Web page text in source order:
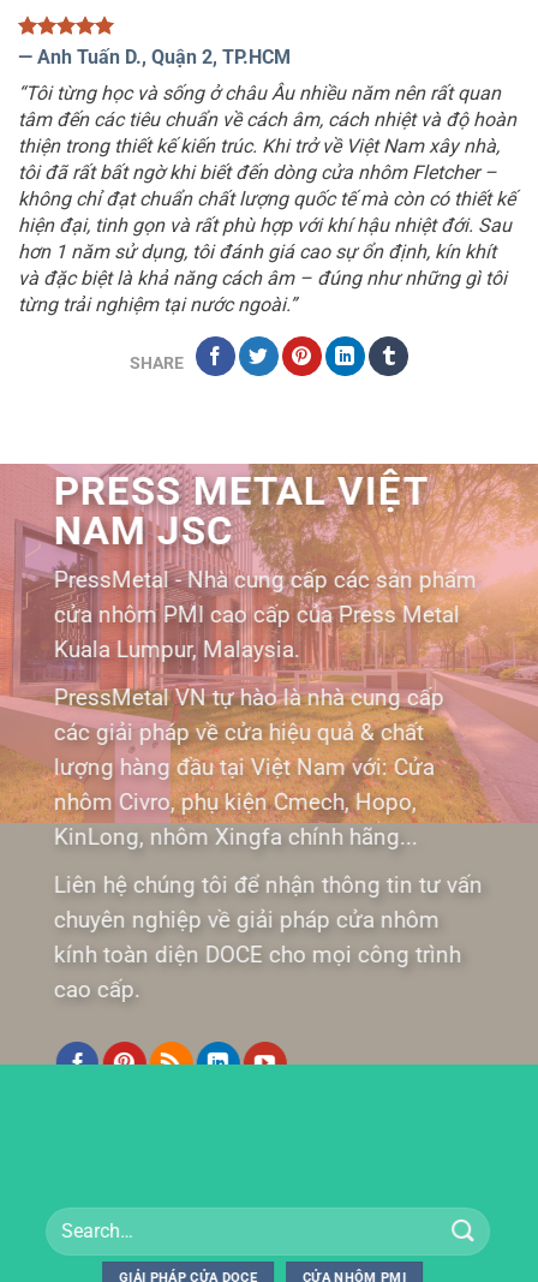
— Anh Tuấn D., Quận 2, TP.HCM
“Tôi từng học và sống ở châu Âu nhiều năm nên rất quan
tâm đến các tiêu chuẩn về cách âm, cách nhiệt và độ hoàn
thiện trong thiết kế kiến trúc. Khi trở về Việt Nam xây nhà,
tôi đã rất bất ngờ khi biết đến dòng cửa nhôm Fletcher –
không chỉ đạt chuẩn chất lượng quốc tế mà còn có thiết kế
hiện đại, tinh gọn và rất phù hợp với khí hậu nhiệt đới. Sau
hơn 1 năm sử dụng, tôi đánh giá cao sự ổn định, kín khít
và đặc biệt là khả năng cách âm – đúng như những gì tôi
từng trải nghiệm tại nước ngoài.”
SHARE
PRESS METAL VIỆT
NAM JSC
PressMetal - Nhà cung cấp các sản phẩm
cửa nhôm PMI cao cấp của Press Metal
Kuala Lumpur, Malaysia.
PressMetal VN tự hào là nhà cung cấp
các giải pháp về cửa hiệu quả & chất
lượng hàng đầu tại Việt Nam với: Cửa
nhôm Civro, phụ kiện Cmech, Hopo,
KinLong, nhôm Xingfa chính hãng...
Liên hệ chúng tôi để nhận thông tin tư vấn
chuyên nghiệp về giải pháp cửa nhôm
kính toàn diện DOCE cho mọi công trình
cao cấp.
GIẢI PHÁP CỬA DOCE CỬA NHÔM PMI